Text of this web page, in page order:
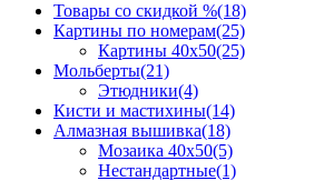
Товары со скидкой %(18)
Картины по номерам(25)
Картины 40x50(25)
Мольберты(21)
Этюдники(4)
Кисти и мастихины(14)
Алмазная вышивка(18)
Мозаика 40x50(5)
Нестандартные(1)